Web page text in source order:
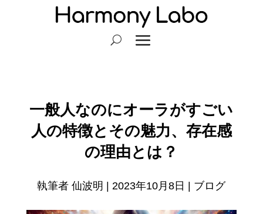
一般人なのにオーラがすごい
人の特徴とその魅力、存在感
の理由とは？
執筆者仙波明 | 2023年10月8日 | ブログ